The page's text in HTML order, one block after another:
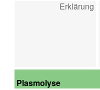
Erklärung
Plasmolyse